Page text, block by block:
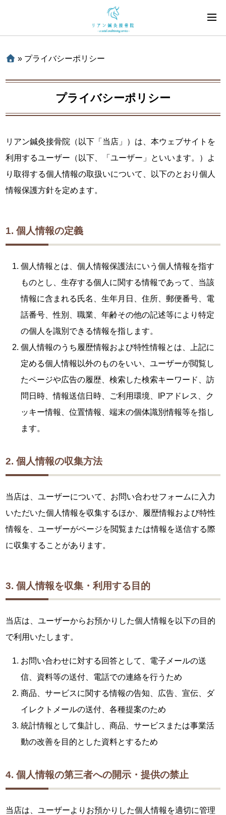
» プライバシーポリシー
プライバシーポリシー
リアン鍼灸接骨院（以下「当店」）は、本ウェブサイトを
利用するユーザー（以下、「ユーザー」といいます。）よ
り取得する個人情報の取扱いについて、以下のとおり個人
情報保護方針を定めます。
1. 個人情報の定義
個人情報とは、個人情報保護法にいう個人情報を指す
ものとし、生存する個人に関する情報であって、当該
情報に含まれる氏名、生年月日、住所、郵便番号、電
話番号、性別、職業、年齢その他の記述等により特定
の個人を識別できる情報を指します。
個人情報のうち履歴情報および特性情報とは、上記に
定める個人情報以外のものをいい、ユーザーが閲覧し
たページや広告の履歴、検索した検索キーワード、訪
問日時、情報送信日時、ご利用環境、IPアドレス、ク
ッキー情報、位置情報、端末の個体識別情報等を指し
ます。
2. 個人情報の収集方法
当店は、ユーザーについて、お問い合わせフォームに入力
いただいた個人情報を収集するほか、履歴情報および特性
情報を、ユーザーがページを閲覧または情報を送信する際
に収集することがあります。
3. 個人情報を収集・利用する目的
当店は、ユーザーからお預かりした個人情報を以下の目的
で利用いたします。
お問い合わせに対する回答として、電子メールの送
信、資料等の送付、電話での連絡を行うため
商品、サービスに関する情報の告知、広告、宣伝、ダ
イレクトメールの送付、各種提案のため
統計情報として集計し、商品、サービスまたは事業活
動の改善を目的とした資料とするため
4. 個人情報の第三者への開示・提供の禁止
当店は、ユーザーよりお預かりした個人情報を適切に管理